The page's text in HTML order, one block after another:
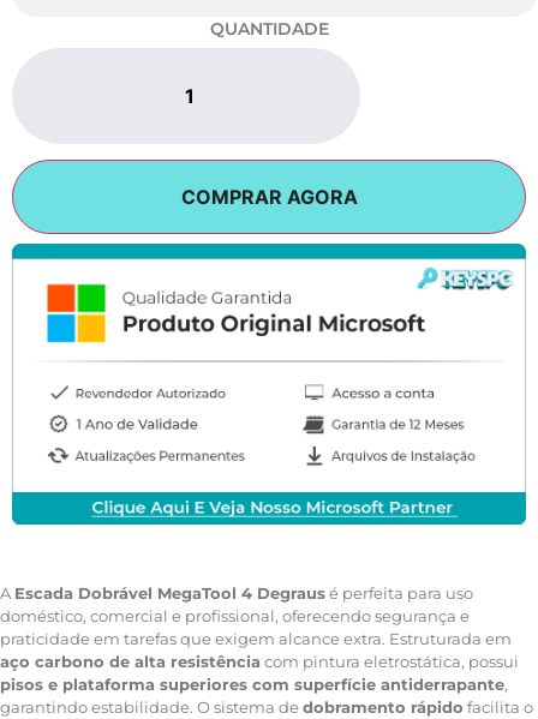
QUANTIDADE
COMPRAR AGORA
A Escada Dobrável MegaTool 4 Degrausé perfeita para uso
doméstico, comercial e profissional, oferecendo segurança e
praticidade em tarefas que exigem alcance extra. Estruturada em
aço carbono de alta resistência com pintura eletrostática, possui
pisos e plataforma superiores com superfície antiderrapante,
garantindo estabilidade. O sistema dedobramento rápido facilita o